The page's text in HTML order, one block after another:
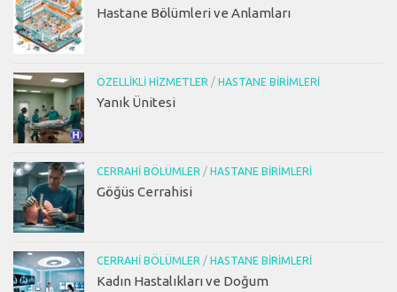
Hastane Bölümleri ve Anlamları
ÖZELLIKLI HIZMETLER / HASTANE BIRIMLERI
Yanık Ünitesi
CERRAHI BÖLÜMLER / HASTANE BIRIMLERI
Göğüs Cerrahisi
CERRAHI BÖLÜMLER / HASTANE BIRIMLERI
Kadın Hastalıkları ve Doğum